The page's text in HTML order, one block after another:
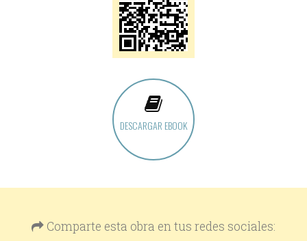
DESCARGAR EBOOK
Comparte esta obra en tus redes sociales: